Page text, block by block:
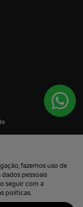
Ltda.
fazemos uso de
pessoais
seguir com a
políticas.